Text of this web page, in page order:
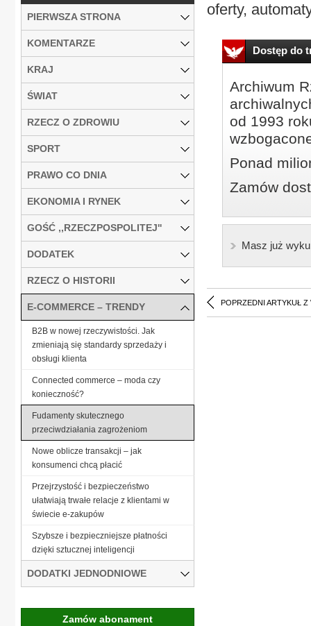
oferty,
Dostęp do
Archiwum
od 1993
Ponad
Zamów
Masz już
POPRZEDNI ARTYKUŁ Z
PIERWSZA STRONA
KOMENTARZE
KRAJ
ŚWIAT
RZECZ O ZDROWIU
SPORT
PRAWO CO DNIA
EKONOMIA I RYNEK
GOŚĆ ,,RZECZPOSPOLITEJ''
DODATEK
RZECZ O HISTORII
E-COMMERCE – TRENDY
B2B w nowej rzeczywistości. Jak
zmieniają się standardy sprzedaży i
obsługi klienta
Connected commerce – moda czy
konieczność?
Fudamenty skutecznego
przeciwdziałania zagrożeniom
Nowe oblicze transakcji – jak
konsumenci chcą płacić
Przejrzystość i bezpieczeństwo
ułatwiają trwałe relacje z klientami w
świecie e-zakupów
Szybsze i bezpieczniejsze płatności
dzięki sztucznej inteligencji
DODATKI JEDNODNIOWE
Zamów abonament